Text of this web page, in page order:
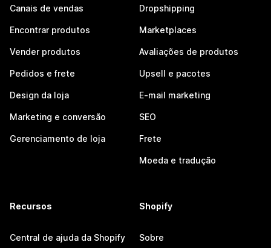
Canais de vendas
Encontrar produtos
Vender produtos
Pedidos e frete
Design da loja
Marketing e conversão
Gerenciamento de loja
Dropshipping
Marketplaces
Avaliações de produtos
Upsell e pacotes
E-mail marketing
SEO
Frete
Moeda e tradução
Recursos
Central de ajuda da Shopify
Shopify
Sobre